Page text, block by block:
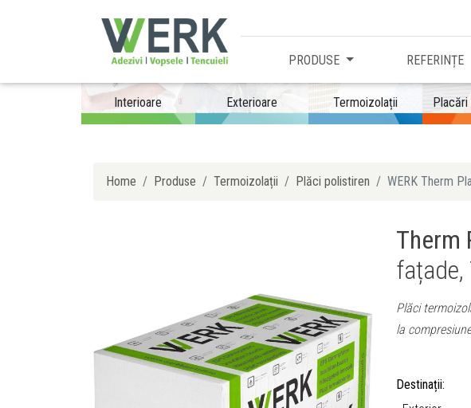
PRODUSE REFERINȚE
Interioare Exterioare Termoizolații
Home Produse Termoizolații Plăci polistiren WERK Therm
Therm
fațade,
Plăci
la
Destinații: